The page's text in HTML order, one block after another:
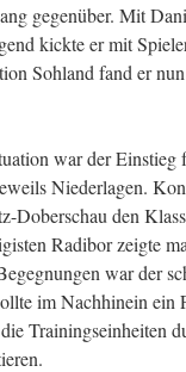
gegenüber. Mit
kickte er mit
Sohland fand er
war der
Niederlagen.
Doberschau den
Radibor zeigte
war der
im Nachhinein ein
Trainingseinheiten